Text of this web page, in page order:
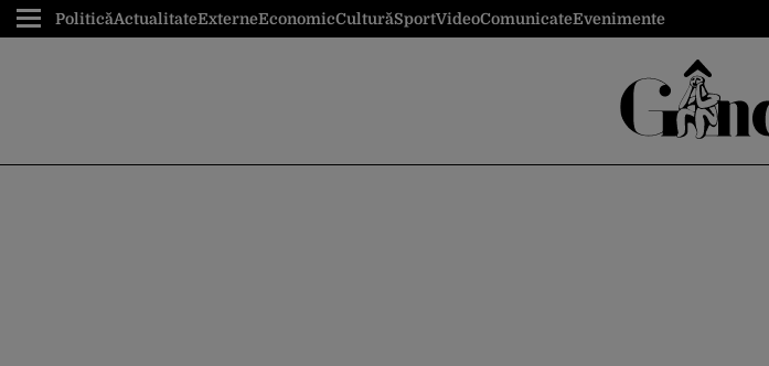
PoliticăActualitateExterneEconomicCulturăSportVideoComunicateEvenimente